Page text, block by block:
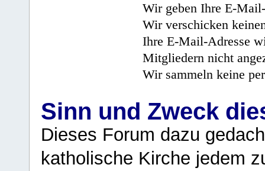
Wir geben Ihre E-
Wir verschicken
Ihre E-Mail-Adresse
Mitgliedern nicht
Wir sammeln keine
Sinn und Zweck
Dieses Forum dazu
katholische Kirche jedem